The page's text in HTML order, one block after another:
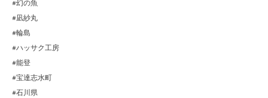
#幻の魚
#凪紗丸
#輪島
#ハッサク工房
#能登
#宝達志水町
#石川県